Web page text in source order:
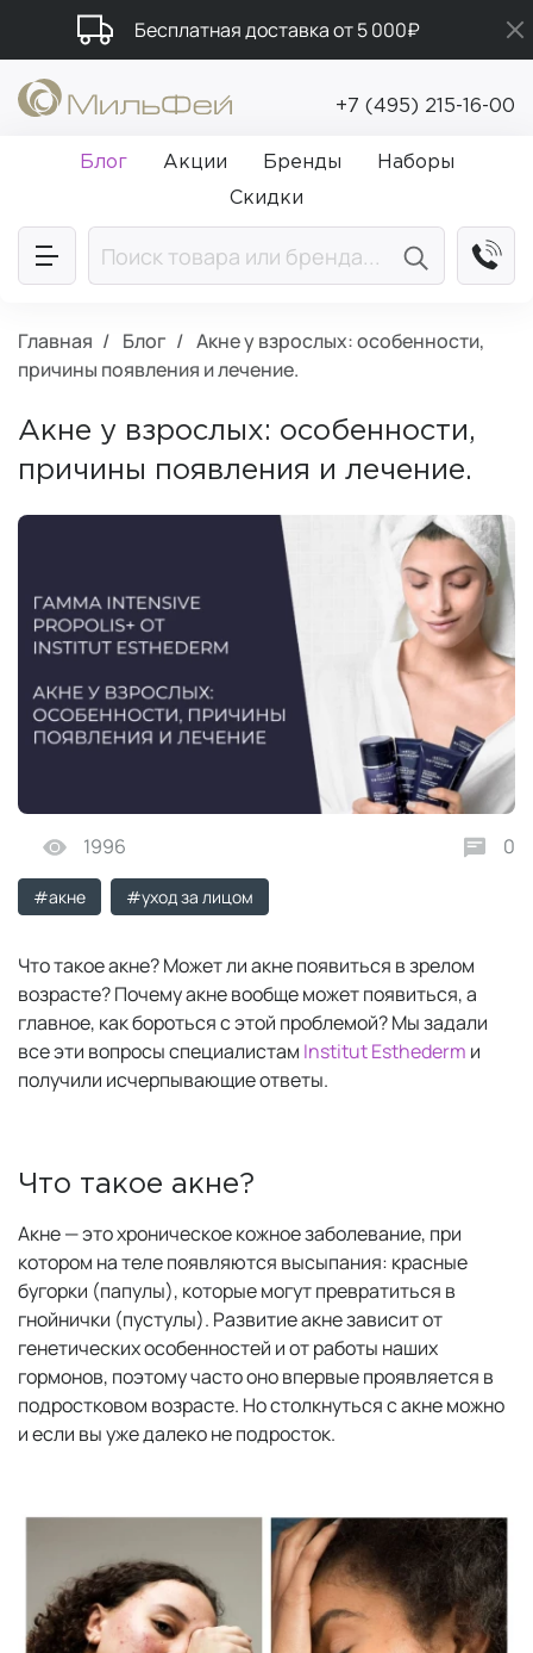
Бесплатная доставка от 5 000₽
Промокод ПРИВЕТ
Подарки в каждый заказ от 5 000₽
+7 (495) 215-16-00
Блог Акции Бренды
Наборы
Скидки
Главная Блог
Акне у взрослых: особенности,
причины появления и лечение.
Акне у взрослых: особенности,
причины появления и лечение.
1996 0
#акне #уход за лицом
Что такое акне? Может ли акне появиться в зрелом
возрасте? Почему акне вообще может появиться, а
главное, как бороться с этой проблемой? Мы задали
все эти вопросы специалистам Institut Esthederm и
получили исчерпывающие ответы.
Что такое акне?
Акне — это хроническое кожное заболевание, при
котором на теле появляются высыпания: красные
бугорки (папулы), которые могут превратиться в
гнойнички (пустулы). Развитие акне зависит от
генетических особенностей и от работы наших
гормонов, поэтому часто оно впервые проявляется в
подростковом возрасте. Но столкнуться с акне можно
и если вы уже далеко не подросток.